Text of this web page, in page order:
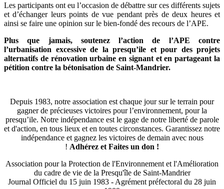
Les participants ont eu l’occasion de débattre sur ces différents sujets
et d’échanger leurs points de vue pendant près de deux heures et
ainsi se faire une opinion sur le bien-fondé des recours de l’APE.
Plus que jamais, soutenez l’action de l’APE contre
l’urbanisation excessive de la presqu’ile et pour des projets
alternatifs de rénovation urbaine en signant et en partageant la
pétition contre la bétonisation de Saint-Mandrier.
Depuis 1983, notre association est chaque jour sur le terrain pour
gagner de précieuses victoires pour l’environnement, pour la
presqu’ile. Notre indépendance est le gage de notre liberté de parole
et d'action, en tous lieux et en toutes circonstances. Garantissez notre
indépendance et gagnez les victoires de demain avec nous
! Adhérez et Faites un don !
Association pour la Protection de l'Environnement et l'Amélioration
du cadre de vie de la Presqu'île de Saint-Mandrier
Journal Officiel du 15 juin 1983 - Agrément préfectoral du 28 juin